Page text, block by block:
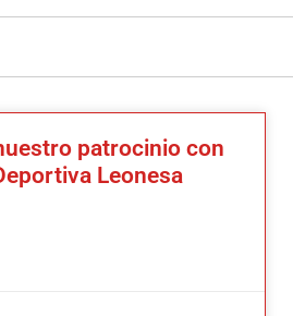
patrocinio con
Leonesa